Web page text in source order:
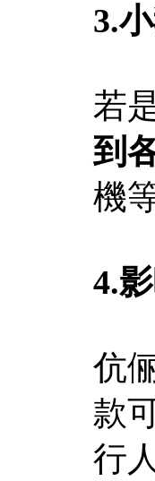
3.
若
到
機
4.
伉
款
行